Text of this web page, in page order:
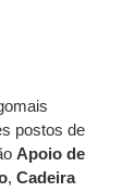
postos de
Apoio de
, Cadeira